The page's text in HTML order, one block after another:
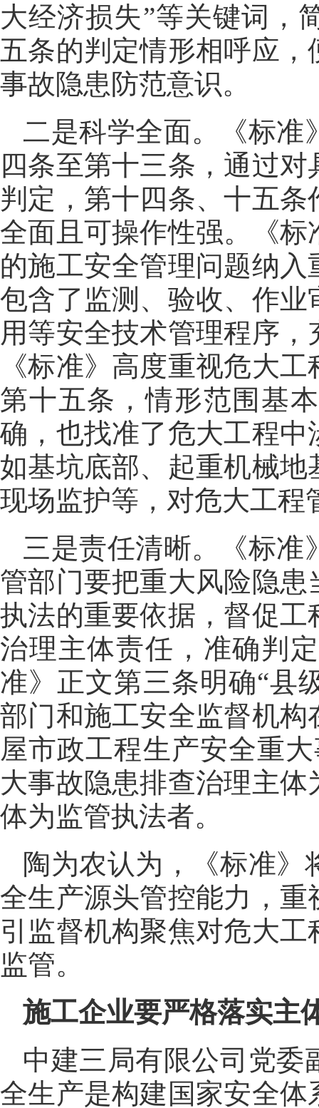
大经济损失”等关键词，
五条的判定情形相呼应
事故隐患防范意识。
二是科学全面。《标准
四条至第十三条，通过
判定，第十四条、十五
全面且可操作性强。《
的施工安全管理问题纳
包含了监测、验收、作
用等安全技术管理程序
《标准》高度重视危大
第十五条，情形范围基
确，也找准了危大工程
如基坑底部、起重机械
现场监护等，对危大工程
三是责任清晰。《标准
管部门要把重大风险隐
执法的重要依据，督促
治理主体责任，准确判
准》正文第三条明确“县
部门和施工安全监督机
屋市政工程生产安全重
大事故隐患排查治理主
体为监管执法者。
陶为农认为，《标准
全生产源头管控能力，
引监督机构聚焦对危大
监管。
施工企业要严格落实主
中建三局有限公司党委
全生产是构建国家安全